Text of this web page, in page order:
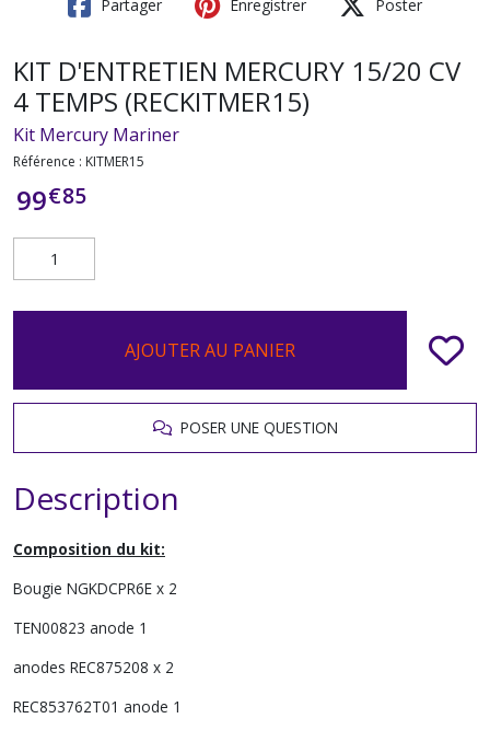
Partager Enregistrer Poster
KIT D'ENTRETIEN MERCURY 15/20 CV
4 TEMPS (RECKITMER15)
Kit Mercury Mariner
Référence : KITMER15
99€85
AJOUTER AU PANIER
POSER UNE QUESTION
Description
Composition du kit:
Bougie NGKDCPR6E x 2
TEN00823 anode 1
anodes REC875208 x 2
REC853762T01 anode 1